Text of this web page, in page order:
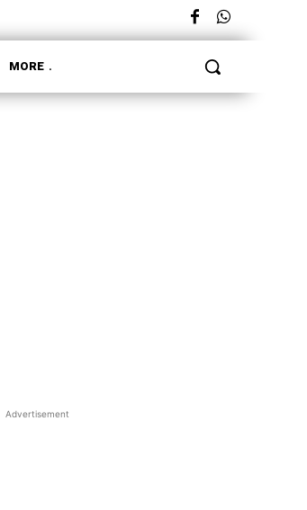
MORE
Advertisement